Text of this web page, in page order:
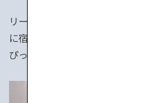
リーズナブルで設備が充実して
に宿泊して修行体験ができる宿
ぴったりな宿が必ずみつかります